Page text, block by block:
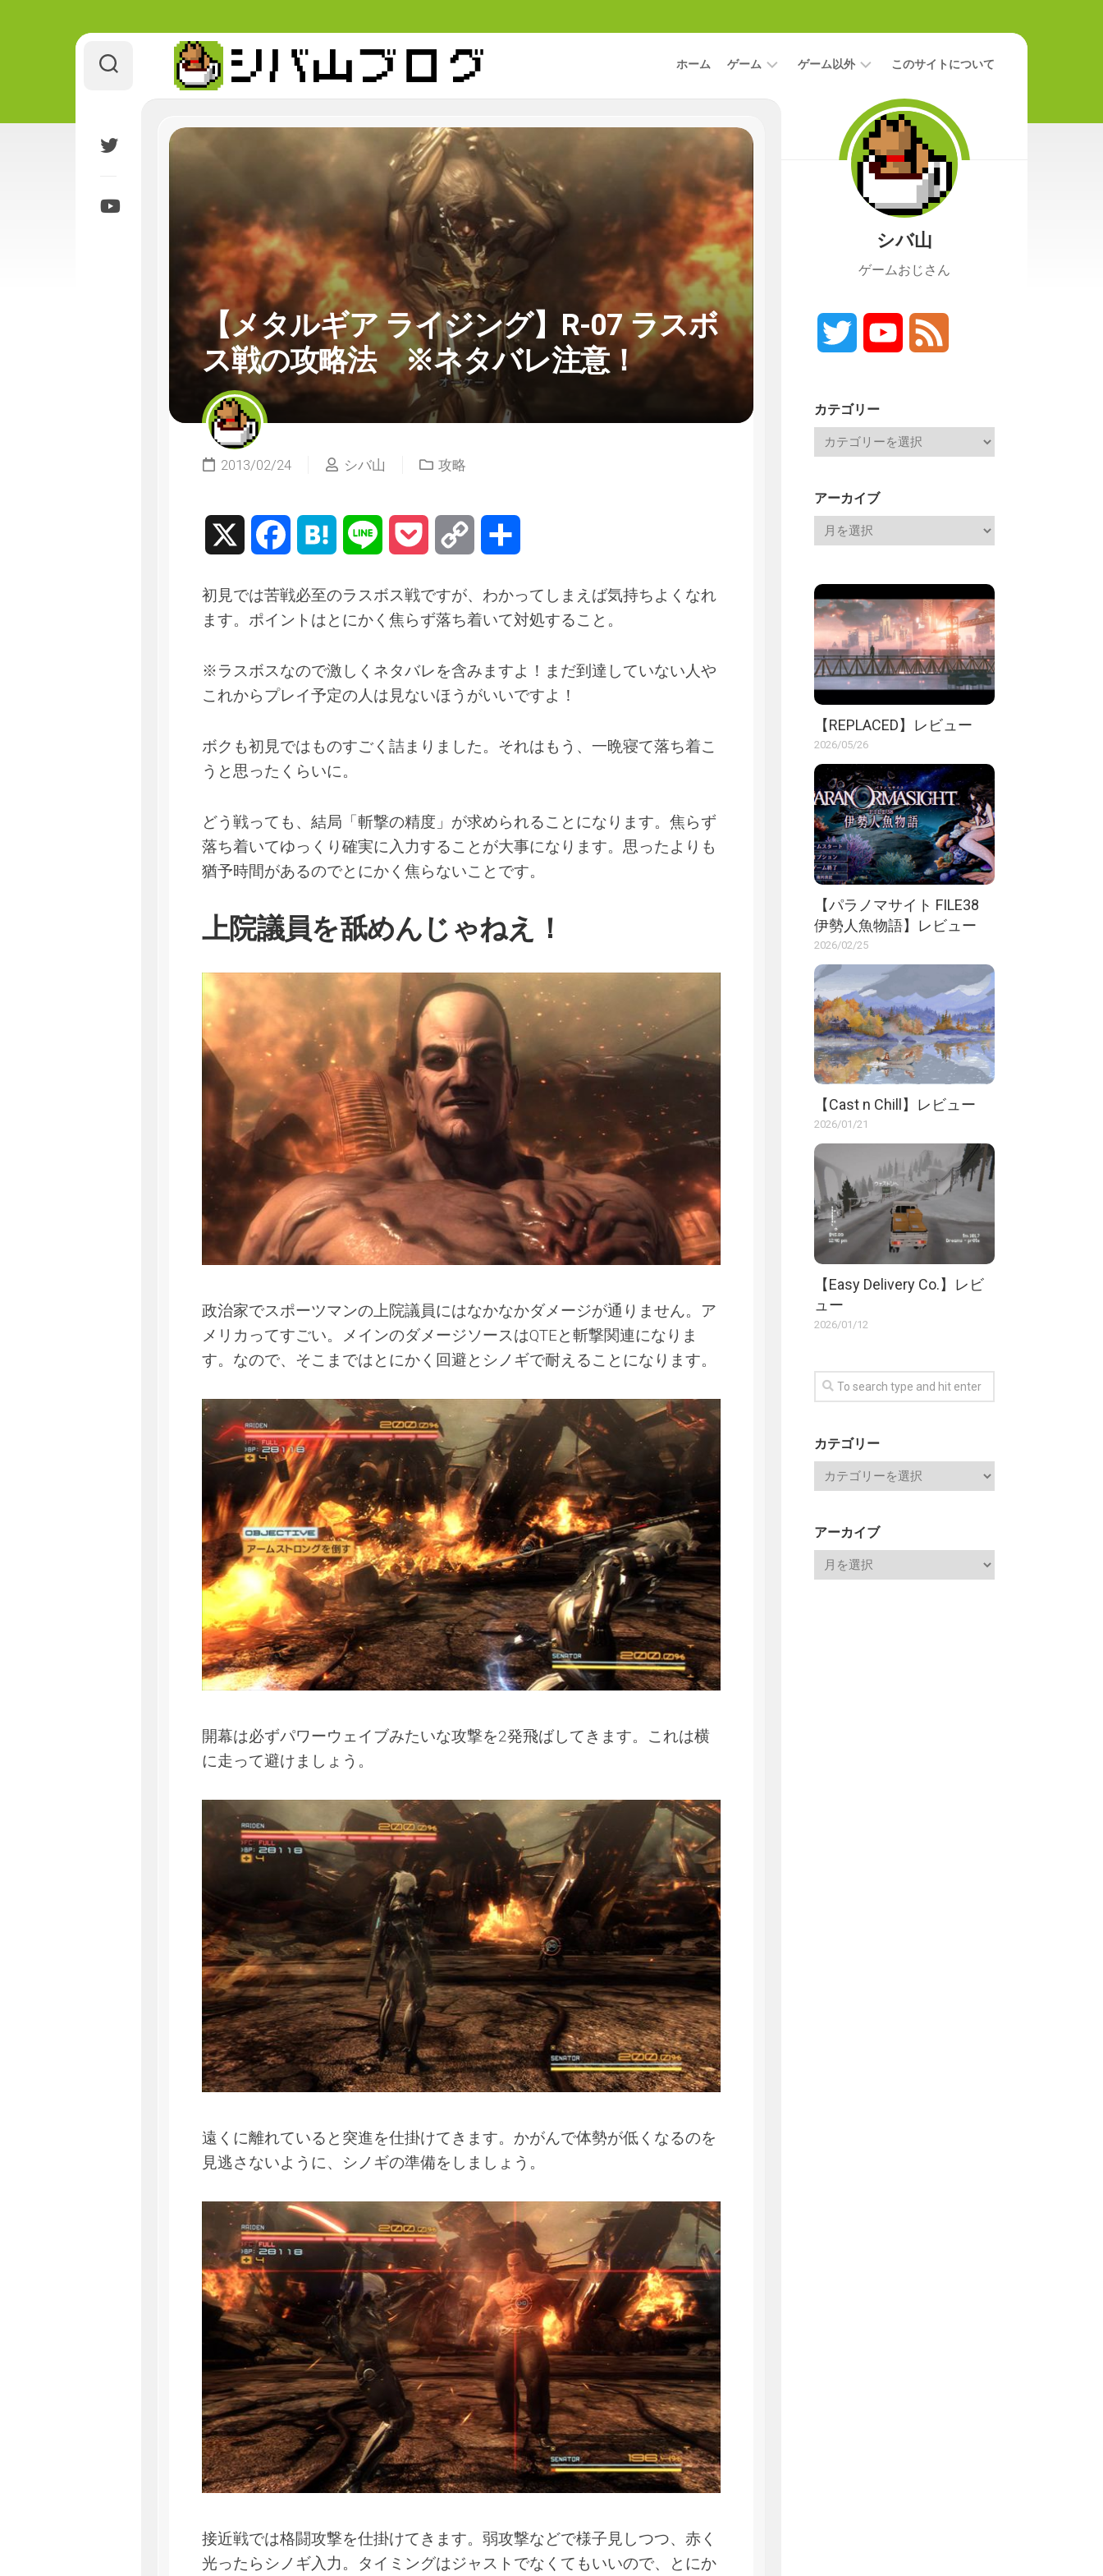
ホーム ゲーム
ビ
攻
略
ニ
ュ
ー
ス
プ
レ
イ
ゲーム以外 このサイトについて
【メタルギア ライジング】R-07 ラスボ
ス戦の攻略法 ※ネタバレ注意！
2013/02/24 シバ山 攻略
FacebookHatena Line Pocket Copy
初見では苦戦必至のラスボス戦ですが、わかってしまえば気持ちよくなれ
ます。ポイントはとにかく焦らず落ち着いて対処すること。
※ラスボスなので激しくネタバレを含みますよ！まだ到達していない人や
これからプレイ予定の人は見ないほうがいいですよ！
ボクも初見ではものすごく詰まりました。それはもう、一晩寝て落ち着こ
うと思ったくらいに。
どう戦っても、結局「斬撃の精度」が求められることになります。焦らず
落ち着いてゆっくり確実に入力することが大事になります。思ったよりも
猶予時間があるのでとにかく焦らないことです。
上院議員を舐めんじゃねえ！
政治家でスポーツマンの上院議員にはなかなかダメージが通りません。ア
メリカってすごい。メインのダメージソースはQTEと斬撃関連になりま
す。なので、そこまではとにかく回避とシノギで耐えることになります。
開幕は必ずパワーウェイブみたいな攻撃を2発飛ばしてきます。これは横
に走って避けましょう。
遠くに離れていると突進を仕掛けてきます。かがんで体勢が低くなるのを
見逃さないように、シノギの準備をしましょう。
接近戦では格闘攻撃を仕掛けてきます。弱攻撃などで様子見しつつ、赤く
光ったらシノギ入力。タイミングはジャストでなくてもいいので、とにか
シバ山
ゲームおじさん
Twitter YouTube
カテゴリー
アーカイブ
【REPLACED】レビュー
2026/05/26
【パラノマサイト FILE38
伊勢人魚物語】レビュー
2026/02/25
【Cast n Chill】レビュー
2026/01/21
【Easy Delivery Co.】レビ
ュー
2026/01/12
カテゴリー
アーカイブ